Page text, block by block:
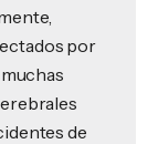
por
de